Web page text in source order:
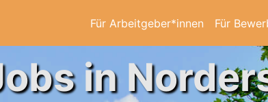
Für Arbeitgeber*innen Für
in